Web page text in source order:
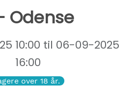
Odense
10:00 til 06-09-2025
16:00
over 18 år.